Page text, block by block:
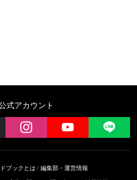
式アカウント
instagram YouTube
ブックとは
編集部・運営情報